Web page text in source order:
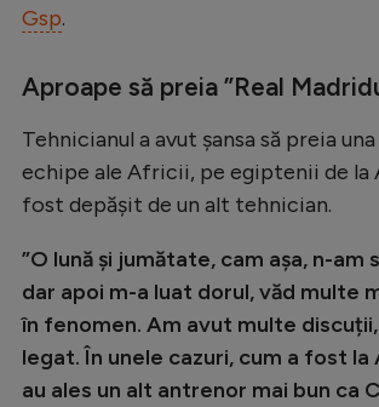
Gsp.
Aproape să preia ”Real
Tehnicianul a avut șansa să preia
echipe ale Africii, pe egiptenii de la
fost depășit de un alt tehnician.
”O lună și jumătate, cam așa, n-am
dar apoi m-a luat dorul, văd multe
în fenomen. Am avut multe
legat. În unele cazuri, cum a fost la
au ales un alt antrenor mai bun ca